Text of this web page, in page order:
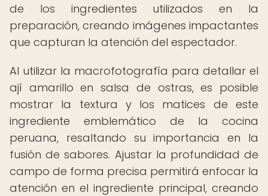
de los ingredientes utilizados en la
preparación, creando imágenes impactantes
que capturan la atención del espectador.
Al utilizar la macrofotografía para detallar el
ají amarillo en salsa de ostras, es posible
mostrar la textura y los matices de este
ingrediente emblemático de la cocina
peruana, resaltando su importancia en la
fusión de sabores. Ajustar la profundidad de
campo de forma precisa permitirá enfocar la
atención en el ingrediente principal, creando